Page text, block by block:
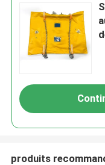
produits